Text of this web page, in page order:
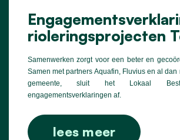
rioleringsprojecten
Samenwerken zorgt voor een beter en
Samen met partners Aquafin, Fluvius en al
gemeente, sluit het Lokaal
engagementsverklaringen af.
lees meer